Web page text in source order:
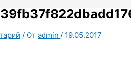
/ От admin / 19.05.2017